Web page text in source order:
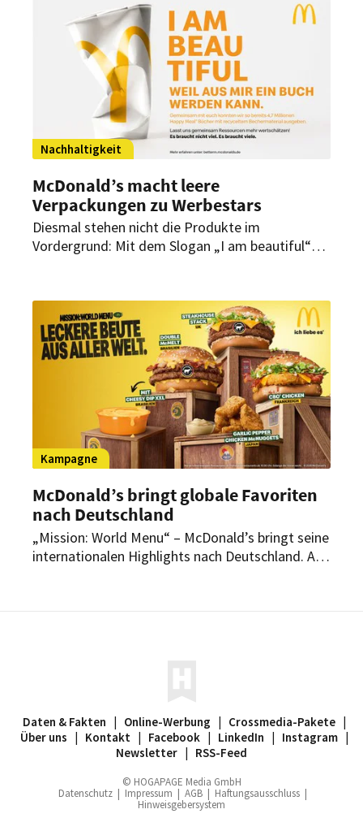
es ist, leere Verpackungen nach Gebrauch korrekt
zu entsorgen und sie in Kreisläufe
zurückzuführen. Dafür verleiht die Sängerin
einem bekannten Songklassiker neues Leben.
Nachhaltigkeit
McDonald’s macht leere
Verpackungen zu Werbestars
Diesmal stehen nicht die Produkte im
Vordergrund: Mit dem Slogan „I am beautiful“
M“-Kampagne. Damit ruft das Unternehmen zur
Wertschätzung von Ressourcen sowie zum
Schließen von Wertstoffkreisläufen auf.
Kampagne
McDonald’s bringt globale Favoriten
nach Deutschland
„Mission: World Menu“ – McDonald’s bringt seine
internationalen Highlights nach Deutschland. Ab
Daten & Fakten Online-Werbung Crossmedia-Pakete
Über uns
Kontakt Facebook LinkedIn Instagram
Newsletter
RSS-Feed
© HOGAPAGE Media GmbH
Datenschutz | Impressum | AGB | Haftungsausschluss |
Hinweisgebersystem